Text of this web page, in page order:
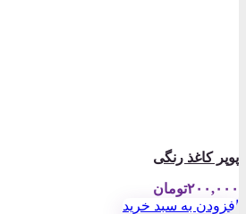
پوپر کاغذ رنگی
۲۰۰,۰۰۰تومان
افزودن به سبد خرید